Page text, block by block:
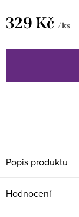
329 Kč / ks
cena:
Popis produktu
Hodnocení